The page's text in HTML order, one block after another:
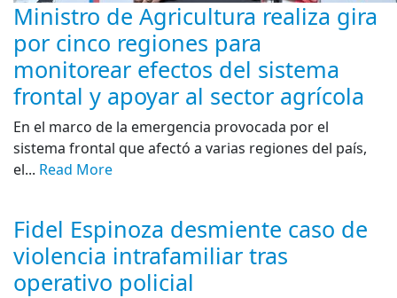
Ministro de Agricultura realiza gira
por cinco regiones para
monitorear efectos del sistema
frontal y apoyar al sector agrícola
En el marco de la emergencia provocada por el
sistema frontal que afectó a varias regiones del país,
el... Read More
Fidel Espinoza desmiente caso de
violencia intrafamiliar tras
operativo policial